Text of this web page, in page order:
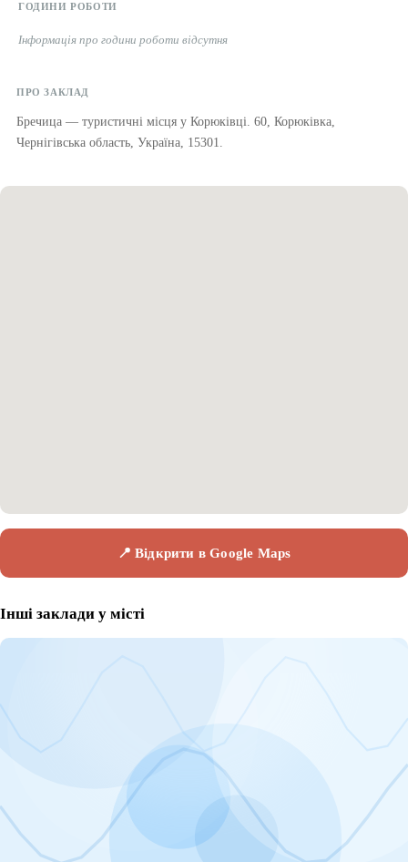
ГОДИНИ РОБОТИ
Інформація про години роботи відсутня
ПРО ЗАКЛАД
Бречица — туристичні місця у Корюківці. 60, Корюківка,
Чернігівська область, Україна, 15301.
📍 Відкрити в Google Maps
Інші заклади у місті